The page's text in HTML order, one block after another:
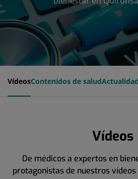
VídeosContenidos de saludActualidad
Vídeos
De médicos a expertos en
protagonistas de nuestros